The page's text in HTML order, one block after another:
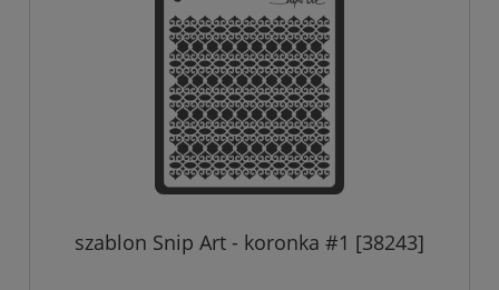
szablon Snip Art - koronka #1 [38243]